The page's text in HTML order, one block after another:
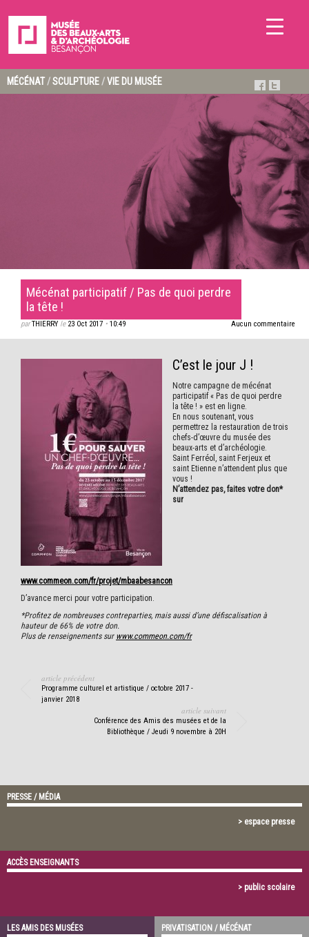
MÉCÉNAT /SCULPTURE /VIE DU MUSÉE
Mécénat participatif / Pas de quoi perdre
la tête !
parTHIERRY le 23 Oct 2017 • 10:49 Aucun commentaire
C’est le jour J !
Notre campagne de mécénat
participatif « Pas de quoi perdre
la tête ! » est en ligne.
En nous soutenant, vous
permettrez la restauration de trois
chefs-d’œuvre du musée des
beaux-arts et d’archéologie.
Saint Ferréol, saint Ferjeux et
saint Etienne n’attendent plus que
vous !
N’attendez pas, faites votre don*
sur
www.commeon.com/fr/projet/mbaabesancon
D’avance merci pour votre participation.
*Profitez de nombreuses contreparties, mais aussi d’une défiscalisation à
hauteur de 66% de votre don.
Plus de renseignements sur www.commeon.com/fr
article précédent
Programme culturel et artistique / octobre 2017 -
janvier 2018
article suivant
Conférence des Amis des musées et de la
Bibliothèque / Jeudi 9 novembre à 20H
PRESSE / MÉDIA
> espace presse
ACCÈS ENSEIGNANTS
> public scolaire
LES AMIS DES MUSÉES PRIVATISATION / MÉCÉNAT